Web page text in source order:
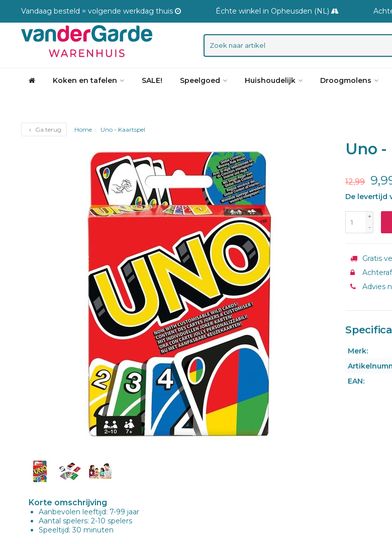
Vandaag besteld = volgende werkdag thuis Échte winkel in Opheusden (NL)
Koken en tafelen SALE! Speelgoed Huishoudelijk Droogmolens
Ga terug Home Uno - Kaartspel
Korte omschrijving
Aanbevolen leeftijd: 7-99 jaar
Aantal spelers: 2-10 spelers
Speeltijd: 30 minuten
Uno -
12,99
De levertijd
+
-
Gratis
Advies
Merk:
EAN: